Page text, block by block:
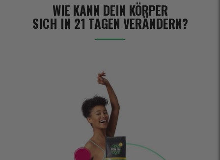
WIE KANN DEIN KÖRPER
SICH IN 21 TAGEN VERÄNDERN?